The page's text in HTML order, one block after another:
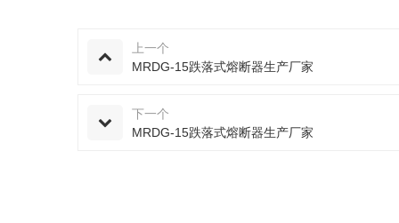
上一个
MRDG-15跌落式熔断器生产厂家
下一个
MRDG-15跌落式熔断器生产厂家